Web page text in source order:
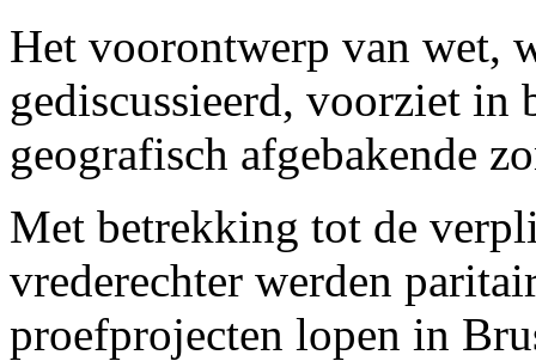
Het voorontwerp van wet,
gediscussieerd, voorziet in
geografisch afgebakende
Met betrekking tot de
vrederechter werden
proefprojecten lopen in